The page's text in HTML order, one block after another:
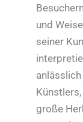
und
seiner
große